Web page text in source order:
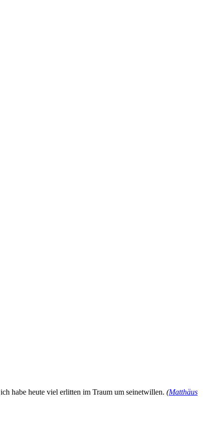
habe heute viel erlitten im Traum um seinetwillen. (Matthäus